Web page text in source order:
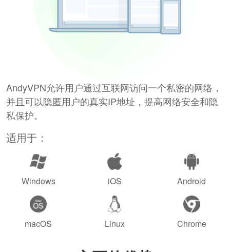
AndyVPN允许用户通过互联网访问一个私密的网络，
并且可以隐匿用户的真实IP地址，提高网络安全和隐
私保护。
适用于：
Windows iOS Android
macOS Linux Chrome